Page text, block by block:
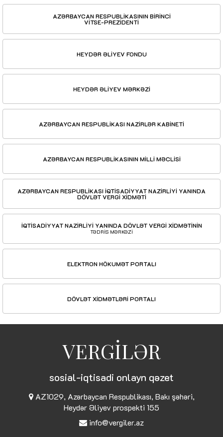
AZƏRBAYCAN RESPUBLİKASININ BİRİNCİ
VİTSE-PREZİDENTİ
HEYDƏR ƏLİYEV FONDU
HEYDƏR ƏLİYEV MƏRKƏZİ
AZƏRBAYCAN RESPUBLİKASI NAZİRLƏR KABİNETİ
AZƏRBAYCAN RESPUBLİKASININ MİLLİ MƏCLİSİ
AZƏRBAYCAN RESPUBLİKASI İQTİSADİYYAT NAZİRLİYİ YANINDA
DÖVLƏT VERGİ XİDMƏTİ
İQTİSADİYYAT NAZİRLİYİ YANINDA DÖVLƏT VERGİ XİDMƏTİNİN
TƏDRİS MƏRKƏZİ
ELEKTRON HÖKUMƏT PORTALI
DÖVLƏT XİDMƏTLƏRİ PORTALI
VERGİLƏR
sosial-iqtisadi onlayn qəzet
AZ1029, Azərbaycan Respublikası, Bakı şəhəri,
Heydər Əliyev prospekti 155
info@vergiler.az